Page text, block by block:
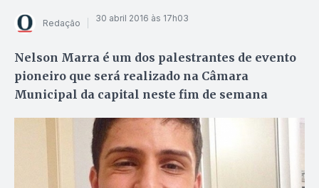
Redação 30 abril 2016 às 17h03
Nelson Marra é um dos palestrantes de evento
pioneiro que será realizado na Câmara
Municipal da capital neste fim de semana